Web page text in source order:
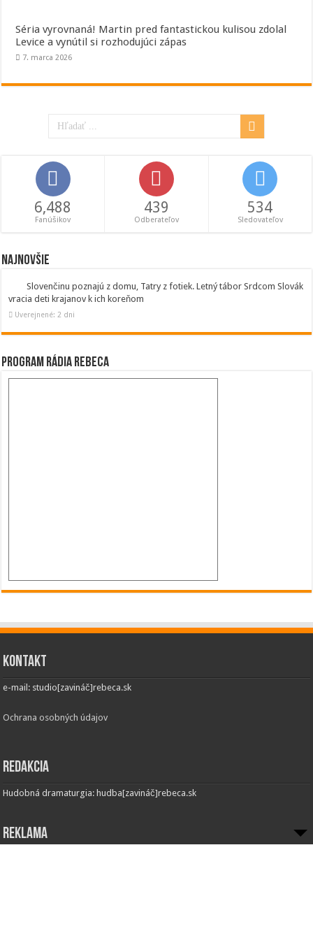
Séria vyrovnaná! Martin pred fantastickou kulisou zdolal
Levice a vynútil si rozhodujúci zápas
7. marca 2026
6,488
Fanúšikov
439
Odberateľov
534
Sledovateľov
Najnovšie
Slovenčinu poznajú z domu, Tatry z fotiek. Letný tábor Srdcom Slovák
vracia deti krajanov k ich koreňom
Uverejnené: 2 dni
Program Rádia Rebeca
Kontakt
e-mail: studio[zavináč]rebeca.sk
Ochrana osobných údajov
Redakcia
Hudobná dramaturgia: hudba[zavináč]rebeca.sk
Reklama